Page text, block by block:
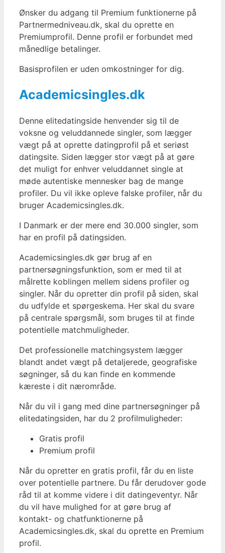
Ønsker du adgang til Premium funktionerne på
Partnermedniveau.dk, skal du oprette en
Premiumprofil. Denne profil er forbundet med
månedlige betalinger.
Basisprofilen er uden omkostninger for dig.
Academicsingles.dk
Denne elitedatingside henvender sig til de
voksne og veluddannede singler, som lægger
vægt på at oprette datingprofil på et seriøst
datingsite. Siden lægger stor vægt på at gøre
det muligt for enhver veluddannet single at
møde autentiske mennesker bag de mange
profiler. Du vil ikke opleve falske profiler, når du
bruger Academicsingles.dk.
I Danmark er der mere end 30.000 singler, som
har en profil på datingsiden.
Academicsingles.dk gør brug af en
partnersøgningsfunktion, som er med til at
målrette koblingen mellem sidens profiler og
singler. Når du opretter din profil på siden, skal
du udfylde et spørgeskema. Her skal du svare
på centrale spørgsmål, som bruges til at finde
potentielle matchmuligheder.
Det professionelle matchingsystem lægger
blandt andet vægt på detaljerede, geografiske
søgninger, så du kan finde en kommende
kæreste i dit nærområde.
Når du vil i gang med dine partnersøgninger på
elitedatingsiden, har du 2 profilmuligheder:
Gratis profil
Premium profil
Når du opretter en gratis profil, får du en liste
over potentielle partnere. Du får derudover gode
råd til at komme videre i dit datingeventyr. Når
du vil have mulighed for at gøre brug af
kontakt- og chatfunktionerne på
Academicsingles.dk, skal du oprette en Premium
profil.